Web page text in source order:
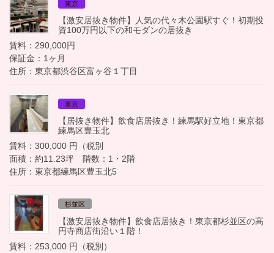
東京
【激安居抜き物件】人気の代々木公園駅すぐ！初期投
資100万円以下の和モダンの居抜き
賃料：290,000円
保証金：1ヶ月
住所：東京都渋谷区富ヶ谷１丁目
東京
【居抜き物件】飲食店居抜き！練馬駅好立地！東京都
練馬区豊玉北
賃料：300,000 円（税別
面積：約11.23坪 階数：1・2階
住所：東京都練馬区豊玉北5
杉並区
【激安居抜き物件】飲食店居抜き！東京都杉並区の高
円寺商店街沿い１階！
賃料：253,000 円（税別）